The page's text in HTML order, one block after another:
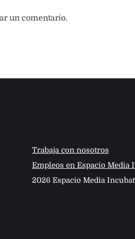
un comentario.
Trabaja con nosotros
Empleos en Espacio Media
2026 Espacio Media